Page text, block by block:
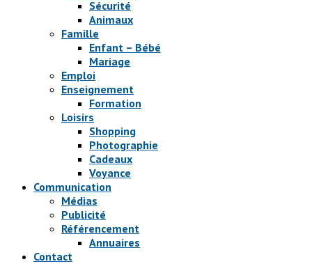
Sécurité
Animaux
Famille
Enfant – Bébé
Mariage
Emploi
Enseignement
Formation
Loisirs
Shopping
Photographie
Cadeaux
Voyance
Communication
Médias
Publicité
Référencement
Annuaires
Contact